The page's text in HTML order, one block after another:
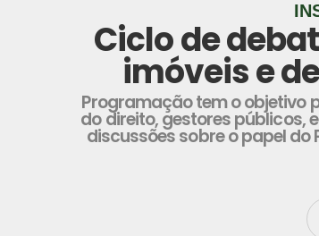
Ciclo de
imóveis e
Programação tem o objetivo
do direito, gestores públicos,
discussões sobre o papel